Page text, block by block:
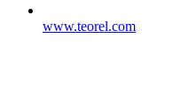
www.teorel.com